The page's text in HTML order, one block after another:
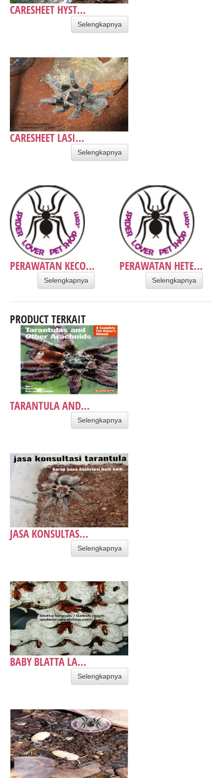
CARESHEET HYST...
Selengkapnya
CARESHEET LASI...
Selengkapnya
PERAWATAN KECO...
Selengkapnya
PERAWATAN HETE...
Selengkapnya
PRODUCT TERKAIT
TARANTULA AND...
Selengkapnya
JASA KONSULTAS...
Selengkapnya
BABY BLATTA LA...
Selengkapnya